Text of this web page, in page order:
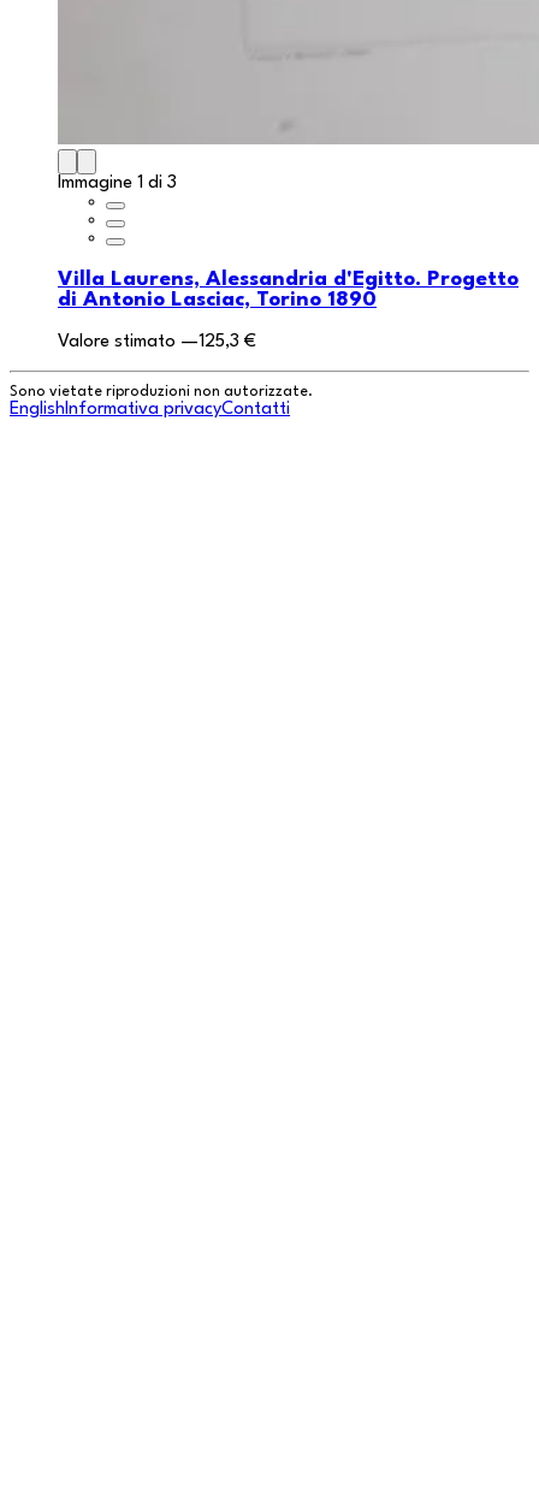
Immagine 1 di 3
Villa Laurens, Alessandria d'Egitto. Progetto
di Antonio Lasciac, Torino 1890
Valore stimato —125,3 €
Sono vietate riproduzioni non autorizzate.
English Informativa privacyContatti